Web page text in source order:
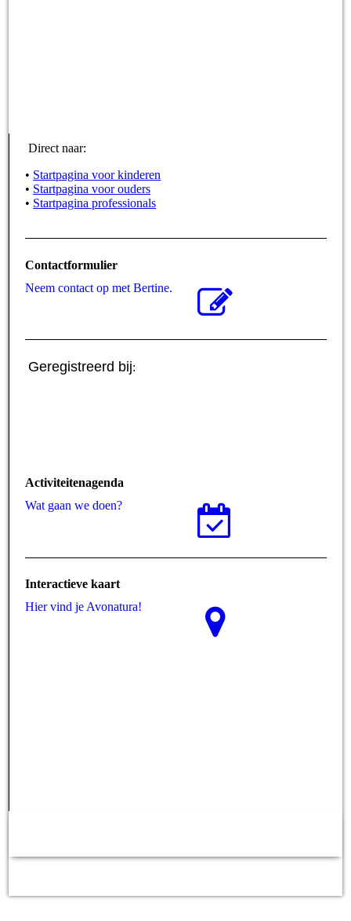
Direct naar:
• Startpagina voor kinderen
• Startpagina voor ouders
• Startpagina professionals
Contactformulier
Neem contact op met Bertine.
Geregistreerd bij:
Activiteitenagenda
Wat gaan we doen?
Interactieve kaart
Hier vind je Avonatura!